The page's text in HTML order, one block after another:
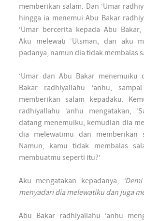
memberikan salam. Dan ‘Umar
hingga ia menemui Abu Bakar
‘Umar bercerita kepada Abu
Aku melewati ‘Utsman, dan aku
padanya, namun dia tidak membalas
‘Umar dan Abu Bakar menemuiku
Bakar radhiyallahu ‘anhu,
memberikan salam kepadaku.
radhiyallahu ‘anhu mengatakan,
datang menemuiku, kemudian dia
dia melewatimu dan memberikan
Namun, kamu tidak membalas
membuatmu seperti itu?’
Aku mengatakan kepadanya,
menyadari dia melewatiku dan juga
Abu Bakar radhiyallahu ‘anhu